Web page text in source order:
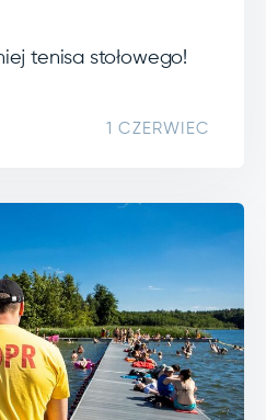
tenisa stołowego!
1 CZERWIEC